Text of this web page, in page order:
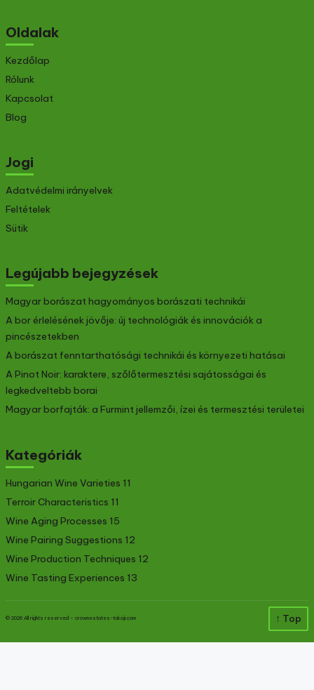
Oldalak
Kezdőlap
Rólunk
Kapcsolat
Blog
Jogi
Adatvédelmi irányelvek
Feltételek
Sütik
Legújabb bejegyzések
Magyar borászat hagyományos borászati technikái
A bor érlelésének jövője: új technológiák és innovációk a
pincészetekben
A borászat fenntarthatósági technikái és környezeti hatásai
A Pinot Noir: karaktere, szőlőtermesztési sajátosságai és
legkedveltebb borai
Magyar borfajták: a Furmint jellemzői, ízei és termesztési területei
Kategóriák
Hungarian Wine Varieties 11
Terroir Characteristics 11
Wine Aging Processes 15
Wine Pairing Suggestions 12
Wine Production Techniques 12
Wine Tasting Experiences 13
© 2026 All rights reserved – crownestates-tokaji.com ↑ Top